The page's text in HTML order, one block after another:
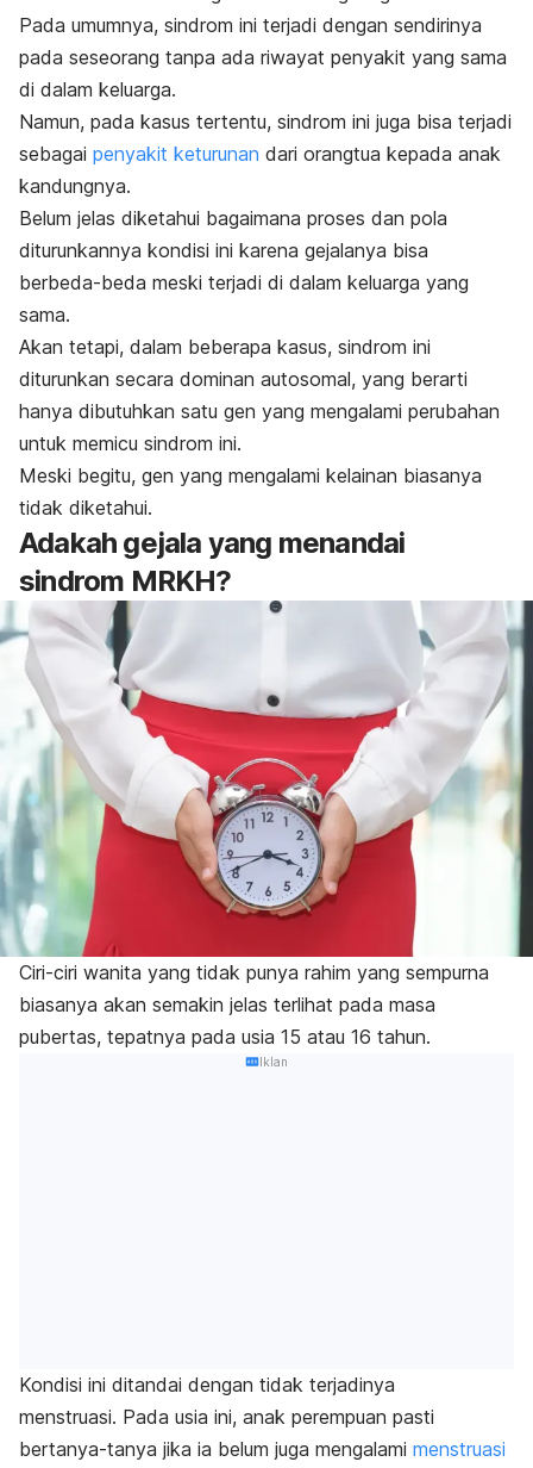
Pada umumnya, sindrom ini terjadi dengan sendirinya
pada seseorang tanpa ada riwayat penyakit yang sama
di dalam keluarga.
Namun, pada kasus tertentu, sindrom ini juga bisa terjadi
sebagai penyakit keturunan dari orangtua kepada anak
kandungnya.
Belum jelas diketahui bagaimana proses dan pola
diturunkannya kondisi ini karena gejalanya bisa
berbeda-beda meski terjadi di dalam keluarga yang
sama.
Akan tetapi, dalam beberapa kasus, sindrom ini
diturunkan secara dominan autosomal, yang berarti
hanya dibutuhkan satu gen yang mengalami perubahan
untuk memicu sindrom ini.
Meski begitu, gen yang mengalami kelainan biasanya
tidak diketahui.
Adakah gejala yang menandai
sindrom MRKH?
Ciri-ciri wanita yang tidak punya rahim yang sempurna
biasanya akan semakin jelas terlihat pada masa
pubertas, tepatnya pada usia 15 atau 16 tahun.
Iklan
Kondisi ini ditandai dengan tidak terjadinya
menstruasi. Pada usia ini, anak perempuan pasti
bertanya-tanya jika ia belum juga mengalami menstruasi